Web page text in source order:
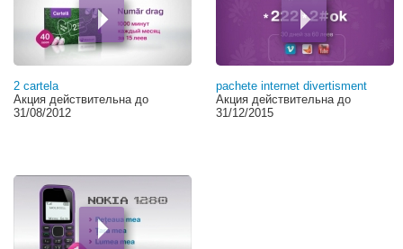
2 cartela
Акция действительна до
31/08/2012
pachete internet divertisment
Акция действительна до
31/12/2015